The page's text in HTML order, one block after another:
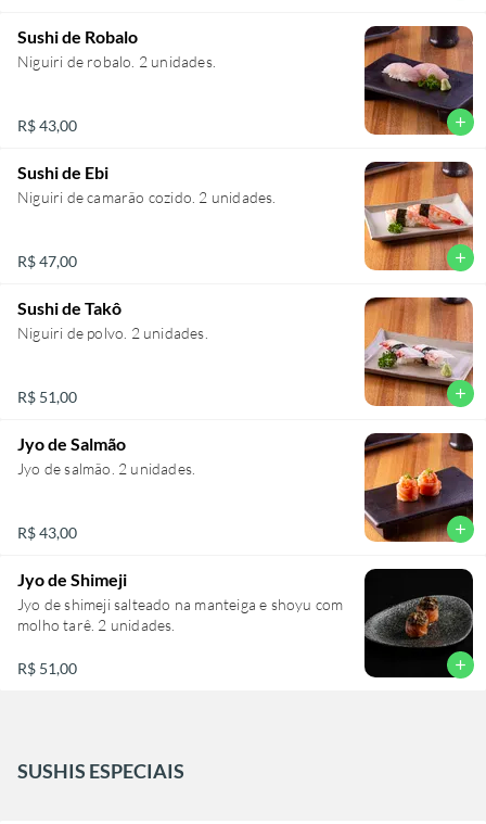
Sushi de Robalo
Niguiri de robalo. 2 unidades.
R$ 43,00 add
Sushi de Ebi
Niguiri de camarão cozido. 2 unidades.
R$ 47,00 add
Sushi de Takô
Niguiri de polvo. 2 unidades.
R$ 51,00 add
Jyo de Salmão
Jyo de salmão. 2 unidades.
R$ 43,00 add
Jyo de Shimeji
Jyo de shimeji salteado na manteiga e shoyu com
molho tarê. 2 unidades.
R$ 51,00 add
SUSHIS ESPECIAIS